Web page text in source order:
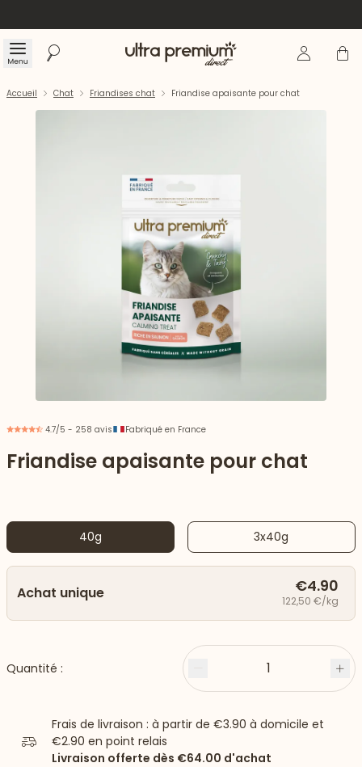
Menu Rechercher Accueil Se Panier
vers le bas
Accueil Chat Friandises chat Friandise apaisante pour chat
4.7/5 - 258 avis Fabriqué en France
Friandise apaisante pour chat
40g 3x40g
Achat unique €4.90
122,50 €/kg
Quantité : Moins 1
Frais de livraison : à partir de €3.90 à domicile et
€2.90 en point relais
Livraison offerte dès €64.00 d'achat